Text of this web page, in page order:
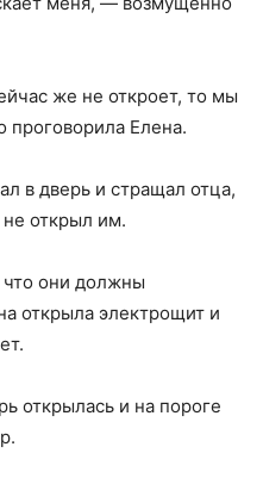
же не откроет, то мы
Елена.
в дверь и стращал отца,
не открыл им.
что они должны
открыла электрощит и
открылась и на пороге